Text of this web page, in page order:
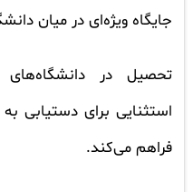
جایگاه ویژه‌ای در میان
تحصیل در
استثنایی برای دستیابی
فراهم می‌کند.